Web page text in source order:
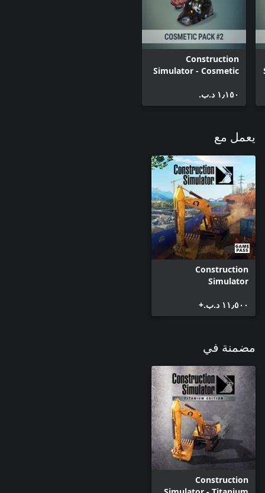
Construction
Simulator - Cosmetic
١٫١٥٠ د.ب.‏
يعمل مع
Construction
Simulator
١١٫٥٠٠ د.ب.‏+
مضمنة في
Construction